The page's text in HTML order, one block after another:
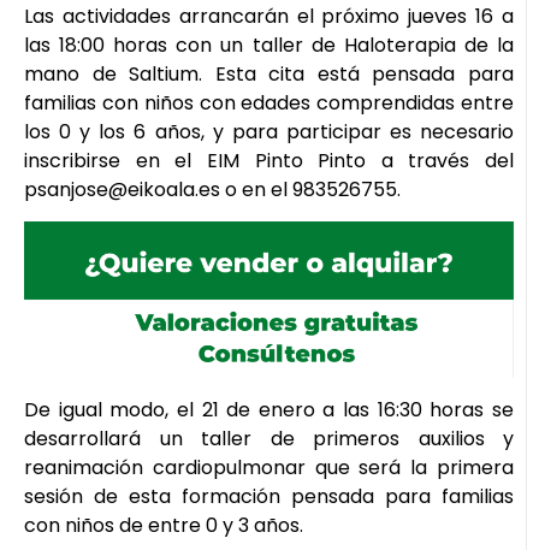
Las actividades arrancarán el próximo jueves 16 a
las 18:00 horas con un taller de Haloterapia de la
mano de Saltium. Esta cita está pensada para
familias con niños con edades comprendidas entre
los 0 y los 6 años, y para participar es necesario
inscribirse en el EIM Pinto Pinto a través del
psanjose@eikoala.es o en el 983526755.
De igual modo, el 21 de enero a las 16:30 horas se
desarrollará un taller de primeros auxilios y
reanimación cardiopulmonar que será la primera
sesión de esta formación pensada para familias
con niños de entre 0 y 3 años.